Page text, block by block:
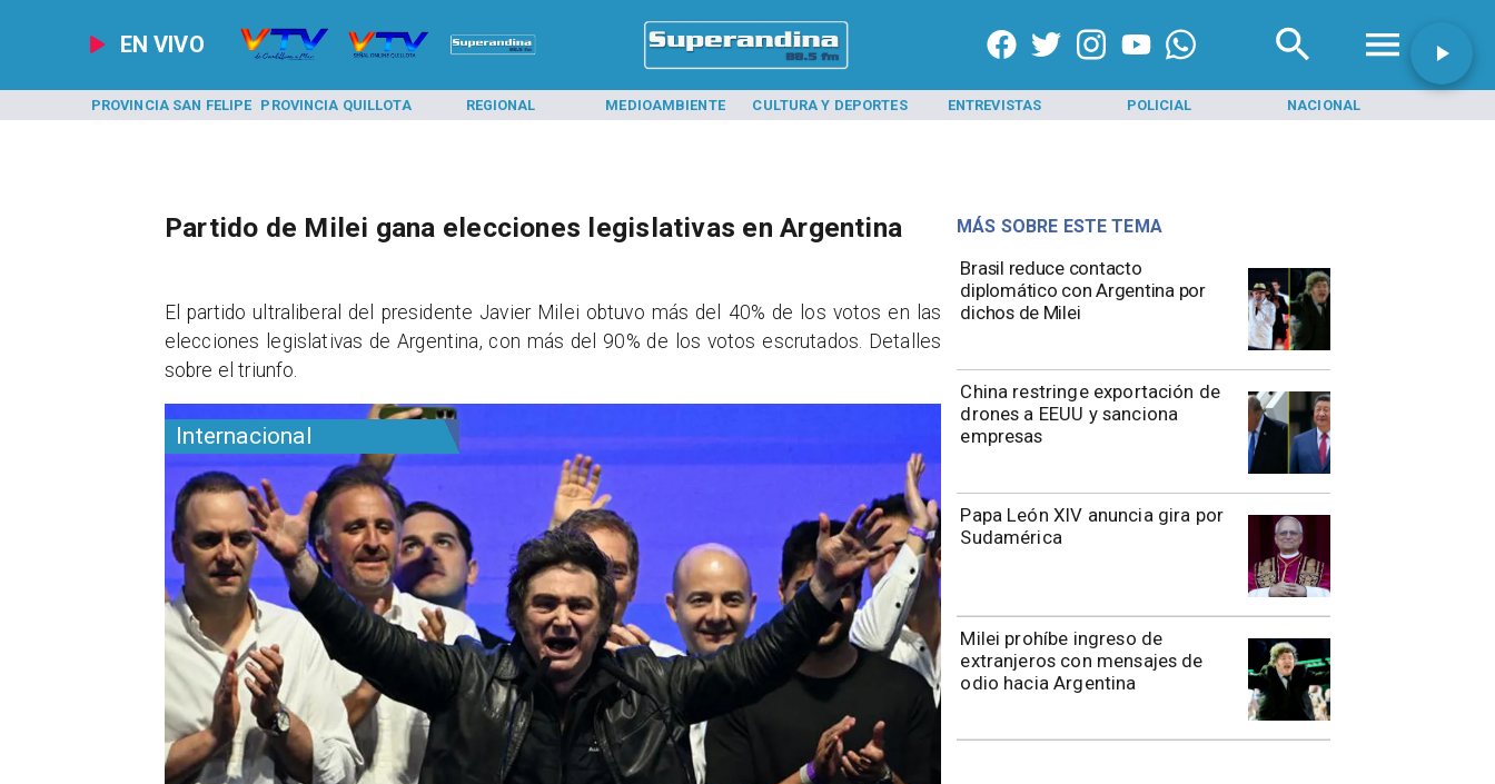
EN VIVO
PROVINCIA SAN FELIPE PROVINCIA QUILLOTA REGIONAL MEDIOAMBIENTE CULTURA Y DEPORTES ENTREVISTAS POLICIAL NACIONAL
Internacional
Brasil reduce contacto
diplomático con Argentina por
dichos de Milei
China restringe exportación de
drones a EEUU y sanciona
empresas
Papa León XIV anuncia gira por
Sudamérica
Milei prohíbe ingreso de
extranjeros con mensajes de
odio hacia Argentina
MÁS SOBRE ESTE TEMA
Partido de Milei gana elecciones legislativas en Argentina
El partido ultraliberal del presidente Javier Milei obtuvo más del 40% de los votos en las
elecciones legislativas de Argentina, con más del 90% de los votos escrutados. Detalles
sobre el triunfo.